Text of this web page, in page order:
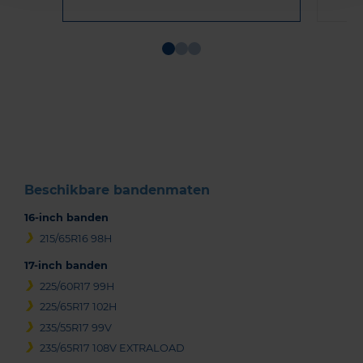
Beschikbare bandenmaten
16-inch banden
215/65R16 98H
17-inch banden
225/60R17 99H
225/65R17 102H
235/55R17 99V
235/65R17 108V EXTRALOAD